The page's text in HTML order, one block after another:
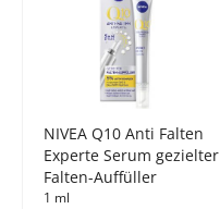
NIVEA Q10 Anti Falten
Experte Serum gezielter
Falten-Auffüller
1 ml